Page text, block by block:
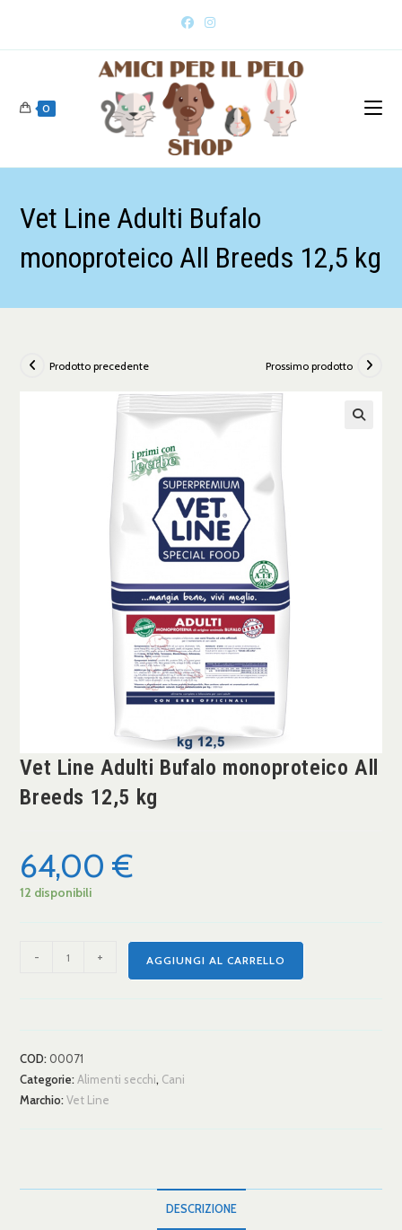
0
Vet Line Adulti Bufalo
monoproteico All Breeds 12,5 kg
Prodotto precedente Prossimo prodotto
Vet Line Adulti Bufalo monoproteico All
Breeds 12,5 kg
64,00€
12 disponibili
- + AGGIUNGI AL CARRELLO
COD:00071
Categorie:Alimenti secchi, Cani
Marchio:Vet Line
DESCRIZIONE